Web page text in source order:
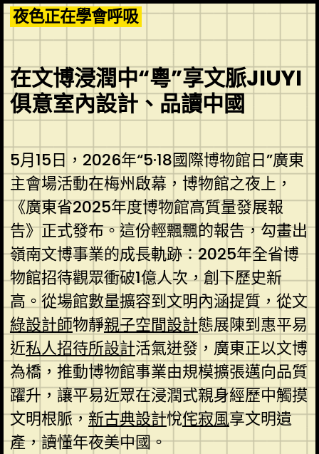
Skip
to
content
夜色正在學會呼吸
在文博浸潤中“粵”享文脈JIUYI
俱意室內設計、品讀中國
5月15日，2026年“5·18國際博物館日”廣東
主會場活動在梅州啟幕，博物館之夜上，
《廣東省2025年度博物館高質量發展報
告》正式發布。這份輕飄飄的報告，勾畫出
嶺南文博事業的成長軌跡：2025年全省博
物館招待觀眾衝破1億人次，創下歷史新
高。從場館數量擴容到文明內涵提質，從文
綠設計師物靜親子空間設計態展陳到惠平易
近私人招待所設計活氣迸發，廣東正以文博
為橋，推動博物館事業由規模擴張邁向品質
躍升，讓平易近眾在浸潤式親身經歷中觸摸
文明根脈，新古典設計悅侘寂風享文明遺
產，讀懂年夜美中國。